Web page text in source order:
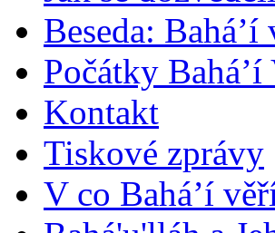
Beseda:
Počátky
Kontakt
Tiskové zprávy
V co Bahá’í